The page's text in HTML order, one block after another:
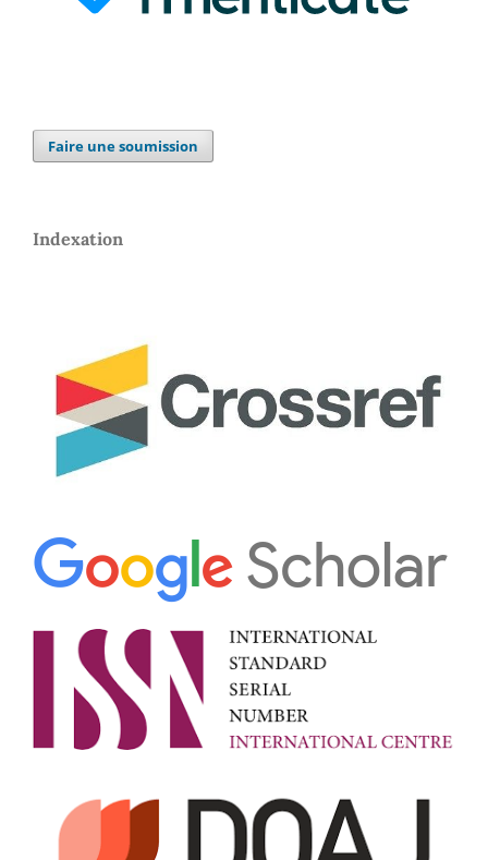
Faire une soumission
Indexation